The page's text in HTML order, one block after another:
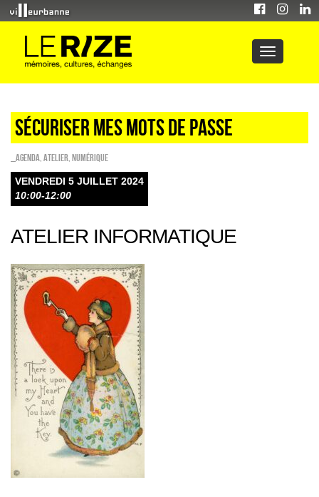
SÉCURISER MES MOTS DE PASSE
_Agenda Atelier Numérique
VENDREDI 5 JUILLET 2024
10:00-12:00
ATELIER INFORMATIQUE